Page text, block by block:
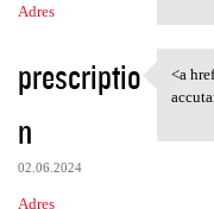
Adres
prescriptio
n
02.06.2024
Adres
<a
<a